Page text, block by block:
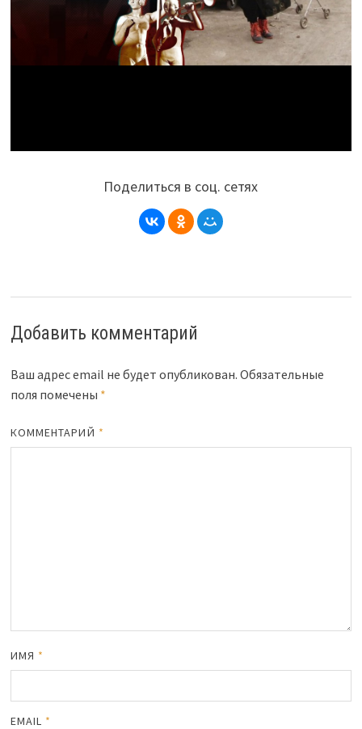
Поделиться в соц. сетях
Добавить комментарий
Ваш адрес email не будет опубликован. Обязательные
поля помечены *
КОММЕНТАРИЙ *
ИМЯ *
EMAIL *